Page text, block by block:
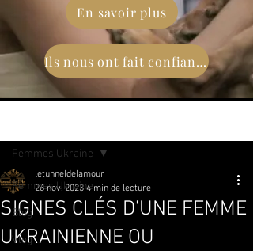
En savoir plus
Ils nous ont fait confiance
Femmes Ukraine
Blog
Vlog
Femmes Ukraine
SIGNES CLÉS D'UNE FEMME
UKRAINIENNE OU
letunneldelamour
26 nov. 2023 4 min de lecture